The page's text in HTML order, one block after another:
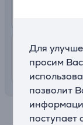
Для
просим
позволит
поступает
11. - 13.